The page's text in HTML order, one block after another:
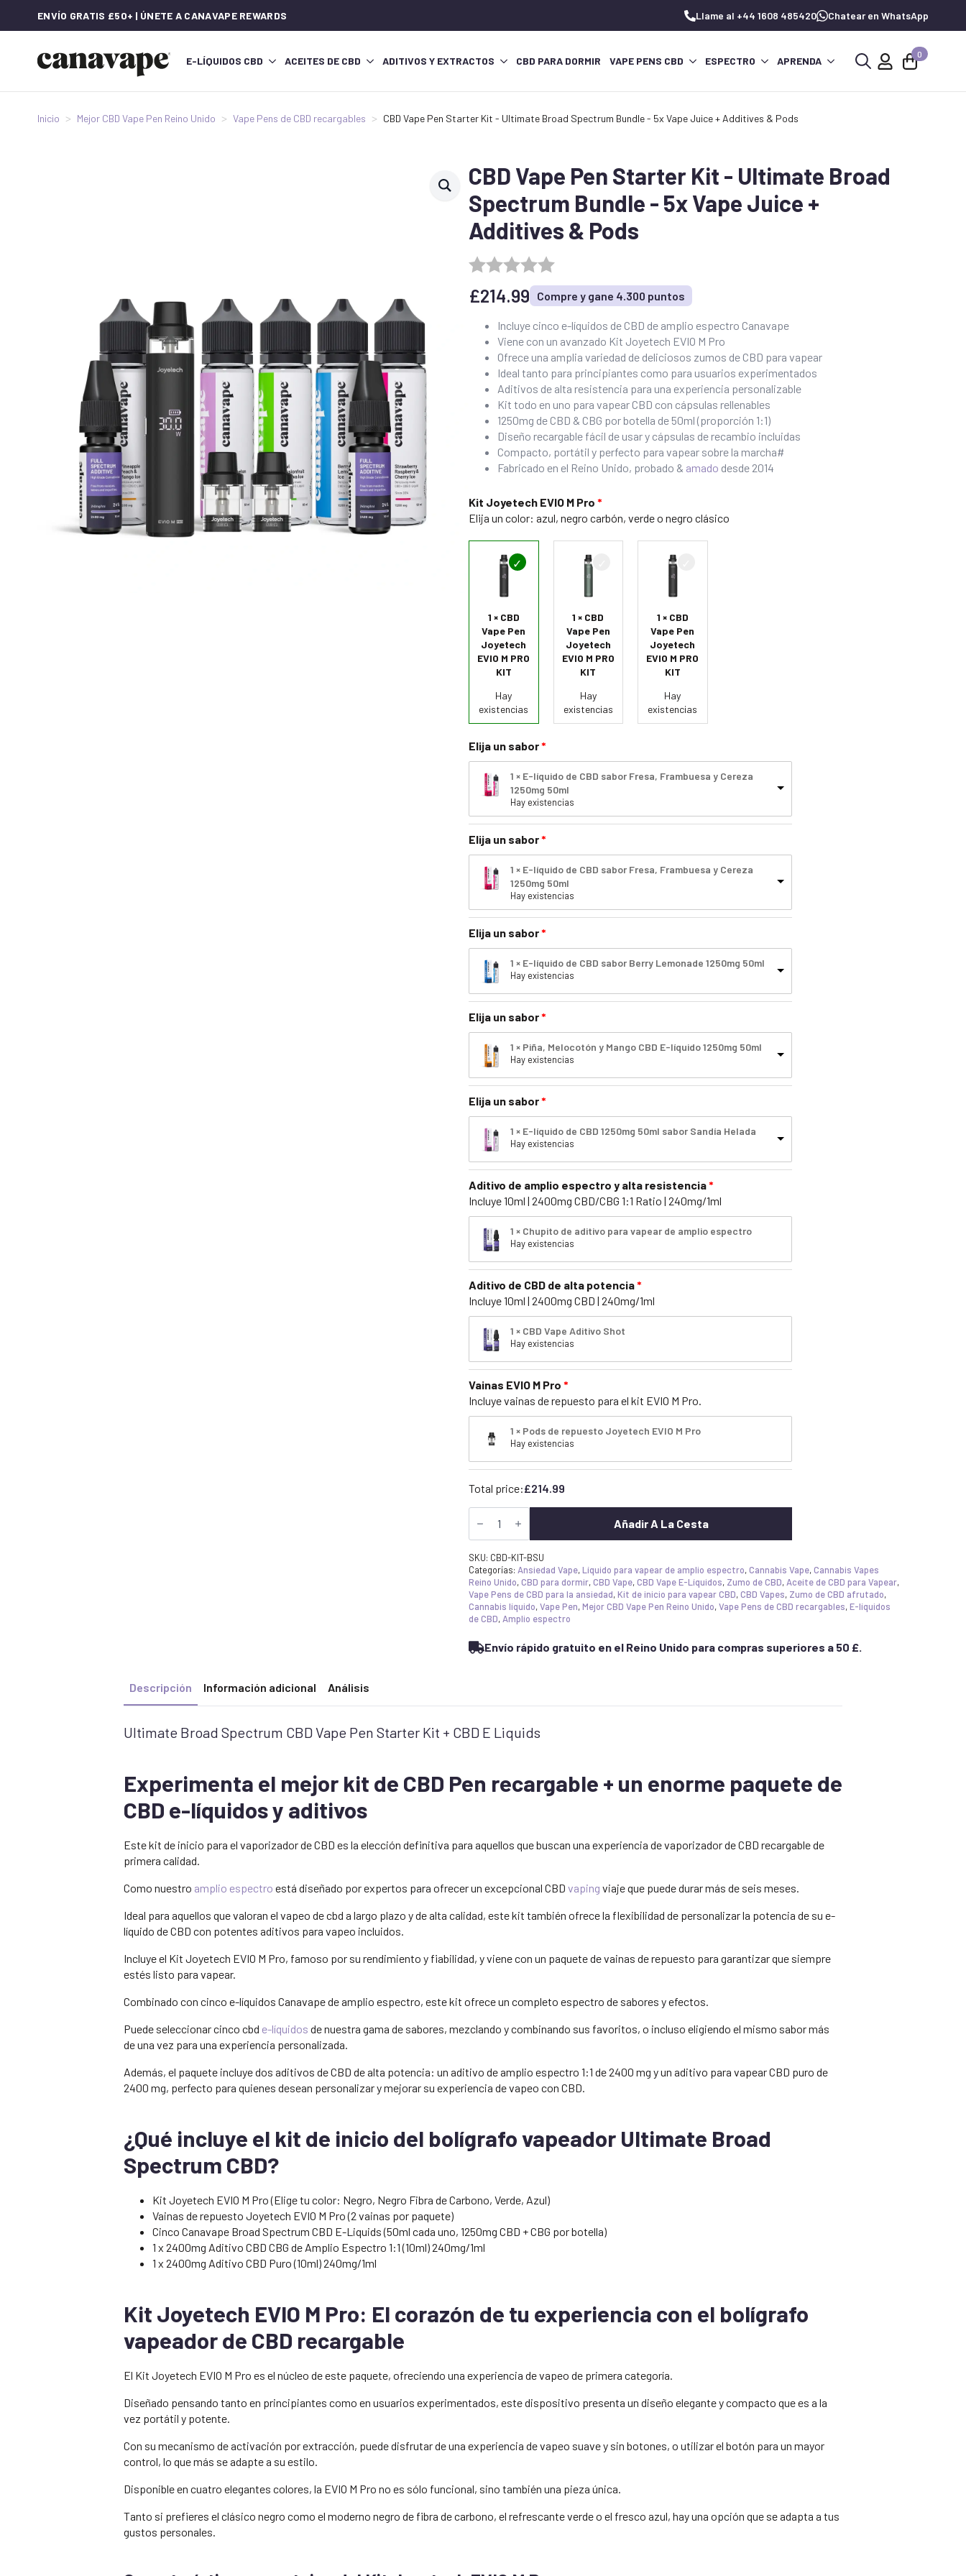
ENVÍO GRATIS £50+ | ÚNETE A CANAVAPE REWARDS Llame al +44 1608 485420 Chatear en WhatsApp
E-LÍQUIDOS CBD ACEITES DE CBD ADITIVOS Y EXTRACTOS CBD PARA DORMIR VAPE PENS CBD ESPECTRO APRENDA
0
Inicio Mejor CBD Vape Pen Reino Unido Vape Pens de CBD recargables CBD Vape Pen Starter Kit - Ultimate Broad Spectrum Bundle - 5x Vape Juice + Additives & Pods
CBD Vape Pen Starter Kit - Ultimate Broad
Spectrum Bundle - 5x Vape Juice +
Additives & Pods
£214.99 Compre y gane 4.300 puntos
Incluye cinco e-líquidos de CBD de amplio espectro Canavape
Viene con un avanzado Kit Joyetech EVIO M Pro
Ofrece una amplia variedad de deliciosos zumos de CBD para vapear
Ideal tanto para principiantes como para usuarios experimentados
Aditivos de alta resistencia para una experiencia personalizable
Kit todo en uno para vapear CBD con cápsulas rellenables
1250mg de CBD & CBG por botella de 50ml (proporción 1:1)
Diseño recargable fácil de usar y cápsulas de recambio incluidas
Compacto, portátil y perfecto para vapear sobre la marcha#
Fabricado en el Reino Unido, probado & amado desde 2014
Kit Joyetech EVIO M Pro
Elija un color: azul, negro carbón, verde o negro clásico
1 × CBD
Vape Pen
Joyetech
EVIO M PRO
KIT
Hay
existencias
1 × CBD
Vape Pen
Joyetech
EVIO M PRO
KIT
Hay
existencias
1 × CBD
Vape Pen
Joyetech
EVIO M PRO
KIT
Hay
existencias
Elija un sabor
1 × E-líquido de CBD sabor Fresa, Frambuesa y Cereza
1250mg 50ml
Hay existencias
Elija un sabor
1 × E-líquido de CBD sabor Fresa, Frambuesa y Cereza
1250mg 50ml
Hay existencias
Elija un sabor
1 × E-líquido de CBD sabor Berry Lemonade 1250mg 50ml
Hay existencias
Elija un sabor
1 × Piña, Melocotón y Mango CBD E-líquido 1250mg 50ml
Hay existencias
Elija un sabor
1 × E-líquido de CBD 1250mg 50ml sabor Sandía Helada
Hay existencias
Aditivo de amplio espectro y alta resistencia
Incluye 10ml | 2400mg CBD/CBG 1:1 Ratio | 240mg/1ml
1 × Chupito de aditivo para vapear de amplio espectro
Hay existencias
Aditivo de CBD de alta potencia
Incluye 10ml | 2400mg CBD | 240mg/1ml
1 × CBD Vape Aditivo Shot
Hay existencias
Vainas EVIO M Pro
Incluye vainas de repuesto para el kit EVIO M Pro.
1 × Pods de repuesto Joyetech EVIO M Pro
Hay existencias
Total price:£214.99
CBD
Vape
Kit
-
Ultimate
Broad
Spectrum
Bundle
-
5x
Vape
Pods
Añadir A La Cesta
SKU: CBD-KIT-BSU
Categorías: Ansiedad Vape,Líquido para vapear de amplio espectro,Cannabis Vape,Cannabis Vapes
Reino Unido,CBD para dormir,CBD Vape,CBD Vape E-Líquidos, Zumo de CBD, Aceite de CBD para Vapear,
Vape Pens de CBD para la ansiedad,Kit de inicio para vapear CBD,CBD Vapes, Zumo de CBD afrutado,
Cannabis líquido,Vape Pen,Mejor CBD Vape Pen Reino Unido,Vape Pens de CBD recargables,E-líquidos
de CBD, Amplio espectro
Envío rápido gratuito en el Reino Unido para compras superiores a 50 £.
Descripción Información adicional Análisis
Ultimate Broad Spectrum CBD Vape Pen Starter Kit + CBD E Liquids
Experimenta el mejor kit de CBD Pen recargable + un enorme paquete de
CBD e-líquidos y aditivos
Este kit de inicio para el vaporizador de CBD es la elección definitiva para aquellos que buscan una experiencia de vaporizador de CBD recargable de
primera calidad.
Como nuestro amplio espectro está diseñado por expertos para ofrecer un excepcional CBD vaping viaje que puede durar más de seis meses.
Ideal para aquellos que valoran el vapeo de cbd a largo plazo y de alta calidad, este kit también ofrece la flexibilidad de personalizar la potencia de su e-
líquido de CBD con potentes aditivos para vapeo incluidos.
Incluye el Kit Joyetech EVIO M Pro, famoso por su rendimiento y fiabilidad, y viene con un paquete de vainas de repuesto para garantizar que siempre
estés listo para vapear.
Combinado con cinco e-líquidos Canavape de amplio espectro, este kit ofrece un completo espectro de sabores y efectos.
Puede seleccionar cinco cbd e-líquidos de nuestra gama de sabores, mezclando y combinando sus favoritos, o incluso eligiendo el mismo sabor más
de una vez para una experiencia personalizada.
Además, el paquete incluye dos aditivos de CBD de alta potencia: un aditivo de amplio espectro 1:1 de 2400 mg y un aditivo para vapear CBD puro de
2400 mg, perfecto para quienes desean personalizar y mejorar su experiencia de vapeo con CBD.
¿Qué incluye el kit de inicio del bolígrafo vapeador Ultimate Broad
Spectrum CBD?
Kit Joyetech EVIO M Pro (Elige tu color: Negro, Negro Fibra de Carbono, Verde, Azul)
Vainas de repuesto Joyetech EVIO M Pro (2 vainas por paquete)
Cinco Canavape Broad Spectrum CBD E-Liquids (50ml cada uno, 1250mg CBD + CBG por botella)
1 x 2400mg Aditivo CBD CBG de Amplio Espectro 1:1 (10ml) 240mg/1ml
1 x 2400mg Aditivo CBD Puro (10ml) 240mg/1ml
Kit Joyetech EVIO M Pro: El corazón de tu experiencia con el bolígrafo
vapeador de CBD recargable
El Kit Joyetech EVIO M Pro es el núcleo de este paquete, ofreciendo una experiencia de vapeo de primera categoría.
Diseñado pensando tanto en principiantes como en usuarios experimentados, este dispositivo presenta un diseño elegante y compacto que es a la
vez portátil y potente.
Con su mecanismo de activación por extracción, puede disfrutar de una experiencia de vapeo suave y sin botones, o utilizar el botón para un mayor
control, lo que más se adapte a su estilo.
Disponible en cuatro elegantes colores, la EVIO M Pro no es sólo funcional, sino también una pieza única.
Tanto si prefieres el clásico negro como el moderno negro de fibra de carbono, el refrescante verde o el fresco azul, hay una opción que se adapta a tus
gustos personales.